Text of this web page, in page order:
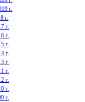
г.
г.
г.
г.
г.
г.
г.
г.
г.
г.
г.